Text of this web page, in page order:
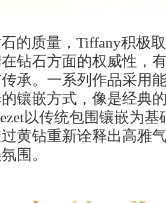
的质量，Tiffany积极
钻石方面的权威性，
承。一系列作品采用
镶嵌方式，像是经典
以传统包围镶嵌为
黄钻重新诠释出高雅
围。